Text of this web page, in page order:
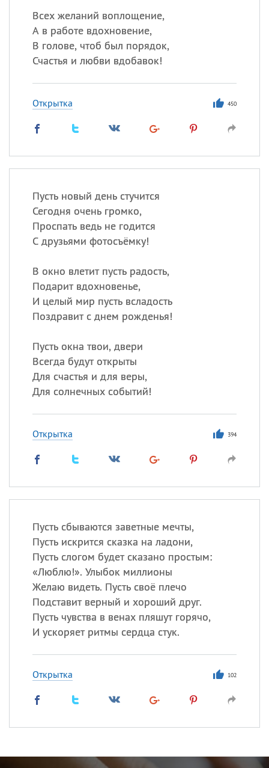
Всех желаний воплощение,
А в работе вдохновение,
В голове, чтоб был порядок,
Счастья и любви вдобавок!
Открытка 450
Пусть новый день стучится
Сегодня очень громко,
Проспать ведь не годится
С друзьями фотосъёмку!
В окно влетит пусть радость,
Подарит вдохновенье,
И целый мир пусть всладость
Поздравит с днем рожденья!
Пусть окна твои, двери
Всегда будут открыты
Для счастья и для веры,
Для солнечных событий!
Открытка 394
Пусть сбываются заветные мечты,
Пусть искрится сказка на ладони,
Пусть слогом будет сказано простым:
«Люблю!». Улыбок миллионы
Желаю видеть. Пусть своё плечо
Подставит верный и хороший друг.
Пусть чувства в венах пляшут горячо,
И ускоряет ритмы сердца стук.
Открытка 102